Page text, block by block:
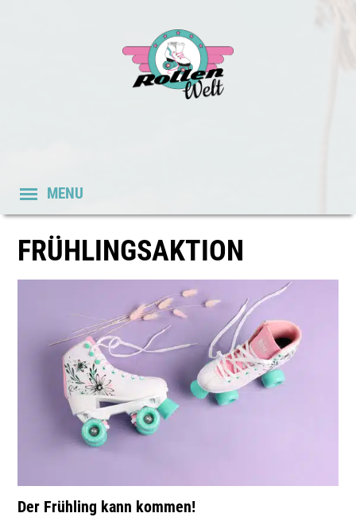
MENU
FRÜHLINGSAKTION
Der Frühling kann kommen!